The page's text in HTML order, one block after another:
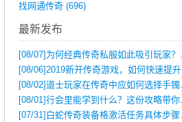
找网通传奇 (696)
最新发布
[08/07] 为何经典传奇私服如此吸引玩家？深度攻略解析
[08/06]2019新开传奇游戏，如何快速提升角色等级？
[08/02]道士玩家在传奇中应如何选择手镯装备？
[08/01]行会里能学到什么？这份攻略带你全掌握
[07/31] 白蛇传奇装备格激活任务具体步骤是什么？如何完成？